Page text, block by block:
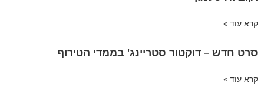
קרא עוד »
סרט חדש – דוקטור סטריינג' בממדי הטירוף
קרא עוד »